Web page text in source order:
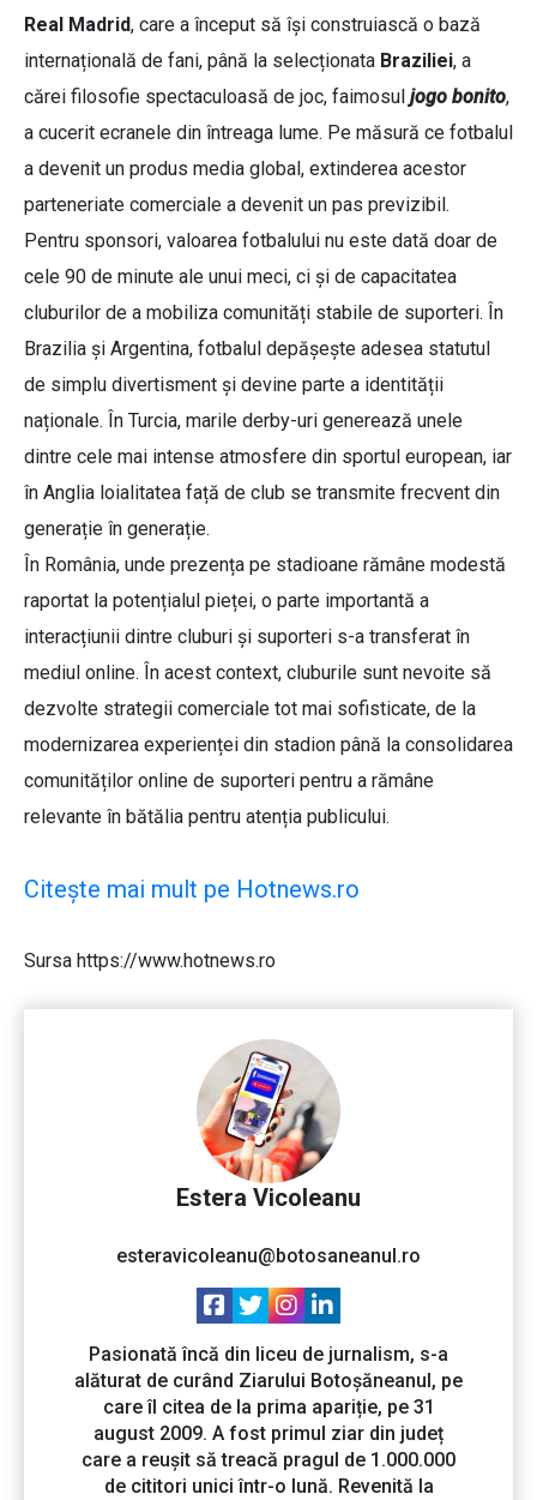
Real Madrid, care a început să își construiască o bază
internațională de fani, până la selecționata Braziliei, a
cărei filosofie spectaculoasă de joc, faimosul jogo bonito,
a cucerit ecranele din întreaga lume. Pe măsură ce fotbalul
a devenit un produs media global, extinderea acestor
parteneriate comerciale a devenit un pas previzibil.
Pentru sponsori, valoarea fotbalului nu este dată doar de
cele 90 de minute ale unui meci, ci și de capacitatea
cluburilor de a mobiliza comunități stabile de suporteri. În
Brazilia și Argentina, fotbalul depășește adesea statutul
de simplu divertisment și devine parte a identității
naționale. În Turcia, marile derby-uri generează unele
dintre cele mai intense atmosfere din sportul european, iar
în Anglia loialitatea față de club se transmite frecvent din
generație în generație.
În România, unde prezența pe stadioane rămâne modestă
raportat la potențialul pieței, o parte importantă a
interacțiunii dintre cluburi și suporteri s-a transferat în
mediul online. În acest context, cluburile sunt nevoite să
dezvolte strategii comerciale tot mai sofisticate, de la
modernizarea experienței din stadion până la consolidarea
comunităților online de suporteri pentru a rămâne
relevante în bătălia pentru atenția publicului.
Citește mai mult pe Hotnews.ro
Sursa https://www.hotnews.ro
Estera Vicoleanu
esteravicoleanu@botosaneanul.ro
Pasionată încă din liceu de jurnalism, s-a
alăturat de curând Ziarului Botoșăneanul, pe
care îl citea de la prima apariție, pe 31
august 2009. A fost primul ziar din județ
care a reușit să treacă pragul de 1.000.000
de cititori unici într-o lună. Revenită la